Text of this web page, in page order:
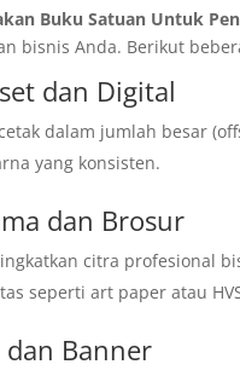
Buku Satuan Untuk
bisnis Anda. Berikut
dan Digital
dalam jumlah besar
yang konsisten.
dan Brosur
citra profesional
seperti art paper atau
dan Banner